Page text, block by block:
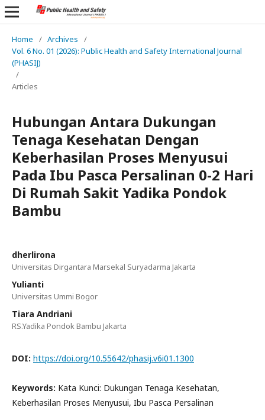
Home / Archives
/
Vol. 6 No. 01 (2026): Public Health and Safety International Journal
(PHASIJ)
/
Articles
Hubungan Antara Dukungan
Tenaga Kesehatan Dengan
Keberhasilan Proses Menyusui
Pada Ibu Pasca Persalinan 0-2 Hari
Di Rumah Sakit Yadika Pondok
Bambu
dherlirona
Universitas Dirgantara Marsekal Suryadarma Jakarta
Yulianti
Universitas Ummi Bogor
Tiara Andriani
RS.Yadika Pondok Bambu Jakarta
DOI: https://doi.org/10.55642/phasij.v6i01.1300
Keywords: Kata Kunci: Dukungan Tenaga Kesehatan,
Keberhasilan Proses Menyusui, Ibu Pasca Persalinan